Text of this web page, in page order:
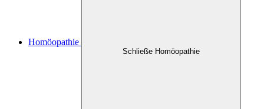
Homöopathie
Schließe Homöopathie